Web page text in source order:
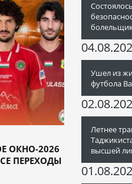
ОКНО-2026
ПЕРЕХОДЫ
Ушел из
футбола
Летнее
высшей